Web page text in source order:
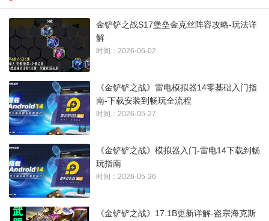
金铲铲之战S17堡垒金克丝阵容攻略-玩法详
解
时间：2026-06-02
《金铲铲之战》雷电模拟器14零基础入门指
南-下载安装到畅玩全流程
时间：2026-05-27
《金铲铲之战》模拟器入门-雷电14下载到畅
玩指南
时间：2026-05-26
《金铲铲之战》17.1B更新详解-盗宗海克斯